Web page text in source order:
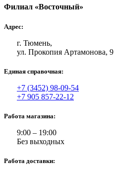
Филиал «Восточный»
Адрес:
г. Тюмень,
ул. Прокопия Артамонова, 9
Единая справочная:
+7 (3452) 98-09-54
+7 905 857-22-12
Работа магазина:
9:00 – 19:00
Без выходных
Работа доставки: